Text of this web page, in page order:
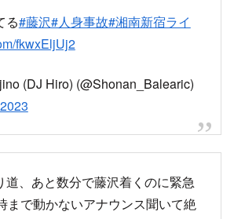
る#藤沢#人身事故#湘南新宿ライ
fkwxEljUj2
(DJ Hiro) (@Shonan_Balearic)
道、あと数分で藤沢着くのに緊急
まで動かないアナウンス聞いて絶